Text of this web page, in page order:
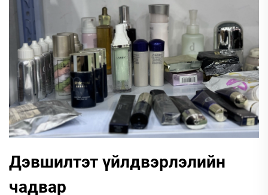
Дэвшилтэт үйлдвэрлэлийн
чадвар